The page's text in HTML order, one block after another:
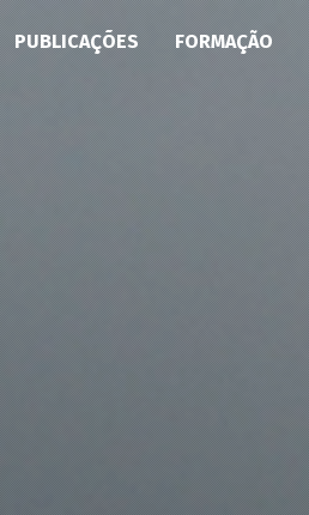
PUBLICAÇÕES FORMAÇÃO